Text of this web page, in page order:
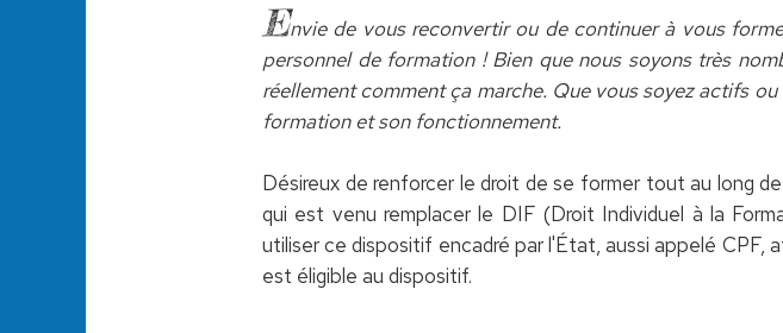
Envie de vous reconvertir ou de continuer à vous
personnel de formation ! Bien que nous soyons très
réellement comment ça marche. Que vous soyez actifs
formation et son fonctionnement.
Désireux de renforcer le droit de se former tout au long
qui est venu remplacer le DIF (Droit Individuel à la
utiliser ce dispositif encadré par l'État, aussi appelé CPF,
est éligible au dispositif.